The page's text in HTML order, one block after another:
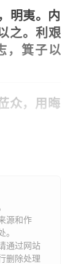
明夷。内
之。利艰
，箕子以
众，用晦
行，三日
，吉。象
源和作
通过网站
删除处理